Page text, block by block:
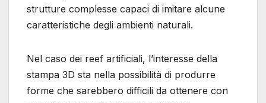
strutture complesse capaci di imitare alcune
caratteristiche degli ambienti naturali.
Nel caso dei reef artificiali, l’interesse della
stampa 3D sta nella possibilità di produrre
forme che sarebbero difficili da ottenere con